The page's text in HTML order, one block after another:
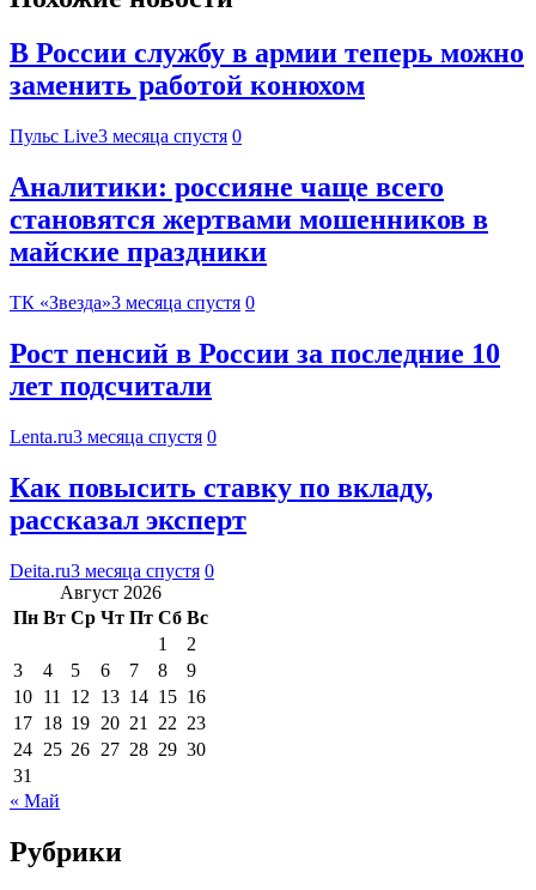
В России службу в армии теперь можно
заменить работой конюхом
Пульс Live3 месяца спустя 0
Аналитики: россияне чаще всего
становятся жертвами мошенников в
майские праздники
ТК «Звезда»3 месяца спустя 0
Рост пенсий в России за последние 10
лет подсчитали
Lenta.ru3 месяца спустя 0
Как повысить ставку по вкладу,
рассказал эксперт
Deita.ru3 месяца спустя 0
Август 2026
Пн Вт Ср Чт Пт Сб Вс
1
2
3
4 5 6 7 8
9
10 11 12 13 14 15 16
17 18 19 20 21 22 23
24 25 26 27 28 29 30
31
« Май
Рубрики